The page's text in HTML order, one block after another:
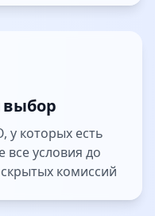
выбор
у которых есть
условия до
комиссий